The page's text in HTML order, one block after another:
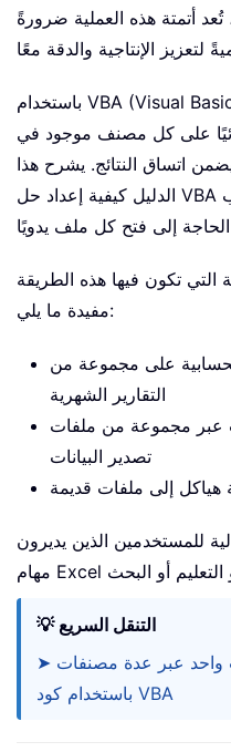
أتمتة هذه العملية ضرورةً
باستخدام VBA (Visual Basic for Applications)، يمكنك أتمتة
على كل مصنف موجود في
اتساق النتائج. يشرح هذا
الدليل كيفية إعداد حل VBA واستخدامه لتنفيذ الماكرو المطلوب
التي تكون فيها هذه الطريقة
مفيدة ما يلي:
على مجموعة من
التقارير الشهرية
عبر مجموعة من ملفات
تصدير البيانات
هياكل إلى ملفات قديمة
للمستخدمين الذين يديرون
💡 التنقل السريع
➤ تشغيل ماكرو في وقتٍ واحد عبر عدة مصنفات
باستخدام كود VBA